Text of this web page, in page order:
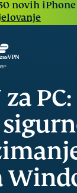
novih iPhone